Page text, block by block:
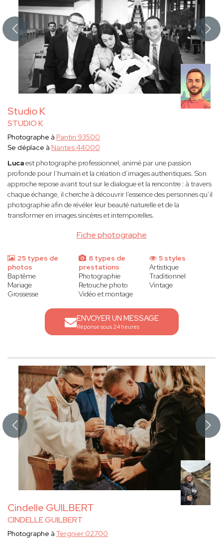
Studio K
STUDIO K
Fiche photographe
Photographe à Pantin 93500
Se déplace à Nantes 44000
Lucaest photographe professionnel, animé par une passion
profonde pour l’humain et la création d’images authentiques. Son
approche repose avant tout sur le dialogue et la rencontre : à travers
chaque échange, il cherche à découvrir l’essence des personnes qu’il
photographie afin de révéler leur beauté naturelle et de la
transformer en images sincères et intemporelles.
25 types de
photos
Baptême
Mariage
Grossesse
8 types de
prestations
Photographie
Retouche photo
Vidéo et montage
5 styles
Artistique
Traditionnel
Vintage
ENVOYER UN MESSAGE
Réponse sous 24 heures
Cindelle GUILBERT
CINDELLE GUILBERT
Photographe à Tergnier 02700